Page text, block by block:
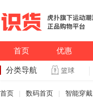
首页 优惠
分类导航 篮球
首页 数码首页 智能穿戴